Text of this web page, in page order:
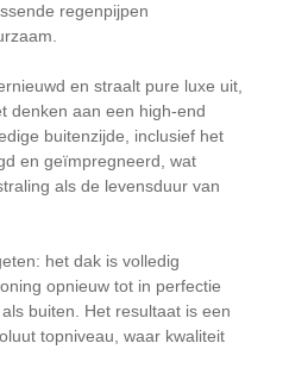
regenpijpen
en straalt pure luxe uit,
denken aan een high-end
buitenzijde, inclusief het
en geïmpregneerd, wat
als de levensduur van
het dak is volledig
opnieuw tot in perfectie
buiten. Het resultaat is een
topniveau, waar kwaliteit